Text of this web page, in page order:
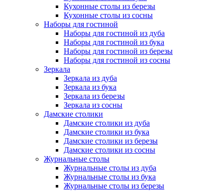
Кухонные столы из березы
Кухонные столы из сосны
Наборы для гостиной
Наборы для гостиной из дуба
Наборы для гостиной из бука
Наборы для гостиной из березы
Наборы для гостиной из сосны
Зеркала
Зеркала из дуба
Зеркала из бука
Зеркала из березы
Зеркала из сосны
Дамские столики
Дамские столики из дуба
Дамские столики из бука
Дамские столики из березы
Дамские столики из сосны
Журнальные столы
Журнальные столы из дуба
Журнальные столы из бука
Журнальные столы из березы